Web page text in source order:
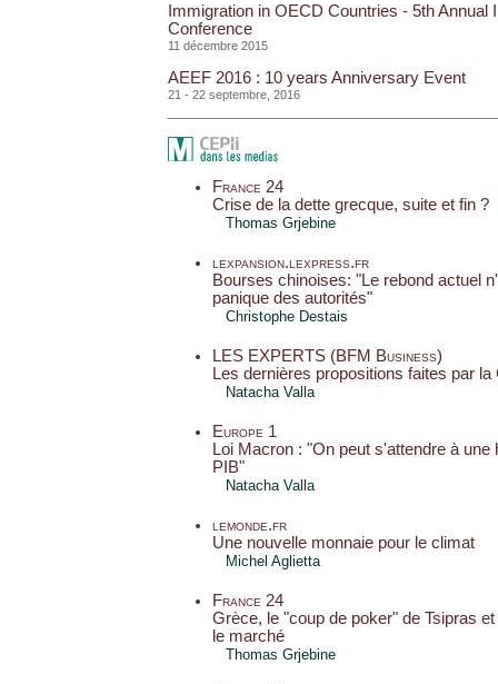
Immigration in OECD Countries - 5th Annual
Conference
11 décembre 2015
AEEF 2016 : 10 years Anniversary Event
21 - 22 septembre, 2016
France 24
Crise de la dette grecque, suite et fin ?
Thomas Grjebine
lexpansion.lexpress.fr
Bourses chinoises: "Le rebond actuel
panique des autorités"
Christophe Destais
LES EXPERTS (BFM Business)
Les dernières propositions faites par la
Natacha Valla
Europe 1
Loi Macron : "On peut s'attendre à une
PIB"
Natacha Valla
lemonde.fr
Une nouvelle monnaie pour le climat
Michel Aglietta
France 24
Grèce, le "coup de poker" de Tsipras
le marché
Thomas Grjebine